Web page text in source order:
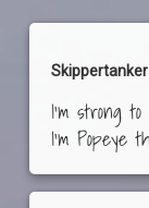
Skippertanker
I'm strong
I'm Popeye